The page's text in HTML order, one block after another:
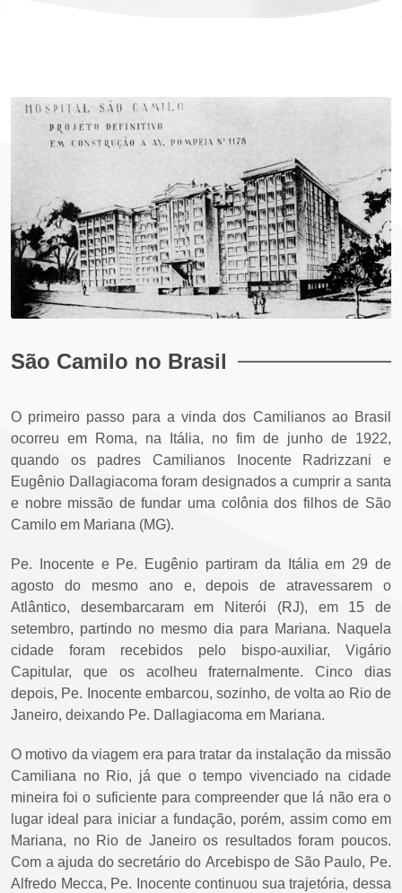
São Camilo no Brasil
O primeiro passo para a vinda dos Camilianos ao Brasil
ocorreu em Roma, na Itália, no fim de junho de 1922,
quando os padres Camilianos Inocente Radrizzani e
Eugênio Dallagiacoma foram designados a cumprir a santa
e nobre missão de fundar uma colônia dos filhos de São
Camilo em Mariana (MG).
Pe. Inocente e Pe. Eugênio partiram da Itália em 29 de
agosto do mesmo ano e, depois de atravessarem o
Atlântico, desembarcaram em Niterói (RJ), em 15 de
setembro, partindo no mesmo dia para Mariana. Naquela
cidade foram recebidos pelo bispo-auxiliar, Vigário
Capitular, que os acolheu fraternalmente. Cinco dias
depois, Pe. Inocente embarcou, sozinho, de volta ao Rio de
Janeiro, deixando Pe. Dallagiacoma em Mariana.
O motivo da viagem era para tratar da instalação da missão
Camiliana no Rio, já que o tempo vivenciado na cidade
mineira foi o suficiente para compreender que lá não era o
lugar ideal para iniciar a fundação, porém, assim como em
Mariana, no Rio de Janeiro os resultados foram poucos.
Com a ajuda do secretário do Arcebispo de São Paulo, Pe.
Alfredo Mecca, Pe. Inocente continuou sua trajetória, dessa